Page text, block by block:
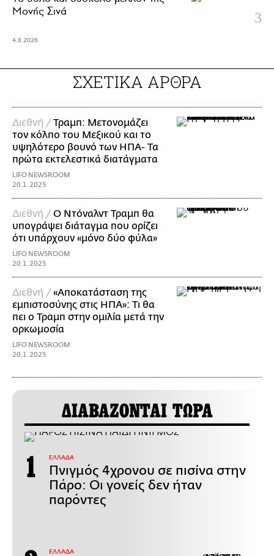
Μονής Σινά
4.8.2026
ΣΧΕΤΙΚΑ ΑΡΘΡΑ
Διεθνή /Τραμπ: Μετονομάζει
τον κόλπο του Μεξικού και το
υψηλότερο βουνό των ΗΠΑ- Τα
πρώτα εκτελεστικά διατάγματα
LIFO NEWSROOM
20.1.2025
Διεθνή /Ο Ντόναλντ Τραμπ θα
υπογράψει διάταγμα που ορίζει
ότι υπάρχουν «μόνο δύο φύλα»
LIFO NEWSROOM
20.1.2025
Διεθνή /«Αποκατάσταση της
εμπιστοσύνης στις ΗΠΑ»: Τι θα
πει ο Τραμπ στην ομιλία μετά την
ορκωμοσία
LIFO NEWSROOM
20.1.2025
ΔΙΑΒΑΖΟΝΤΑΙ ΤΩΡΑ
ΕΛΛΑΔΑ
Πνιγμός 4χρονου σε πισίνα στην
Πάρο: Οι γονείς δεν ήταν
παρόντες
ΕΛΛΑΔΑ